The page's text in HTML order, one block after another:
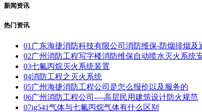
新闻资讯
热门资讯
01 广东海捷消防科技有限公司消防维保-防烟排烟及
02广州消防工程写字楼消防维保自动喷水灭火系统
03七氟丙烷灭火系统装置
04消防工程之灭火系统
05广州海捷消防工程公司是怎么报价以及服务的
06广州消防工程公司----高层民用建筑设计防火规范
07ig541气体与七氟丙烷气体有什么区别